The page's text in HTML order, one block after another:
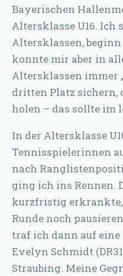
Bayerischen
Altersklasse U16. Ich
Altersklassen, beginn
konnte mir aber in
Altersklassen immer
dritten Platz sichern,
holen – das sollte im
In der Altersklasse
Tennisspielerinnen
nach
ging ich ins Rennen.
kurzfristig
Runde noch
traf ich dann auf
Evelyn Schmidt
Straubing. Meine